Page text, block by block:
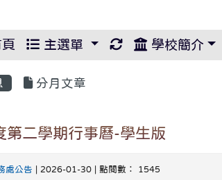
主選單 重新取得佈景設定
學校簡介
分月文章
第二學期行事曆-學生版
處公告 | 2026-01-30 | 點閱數： 1545